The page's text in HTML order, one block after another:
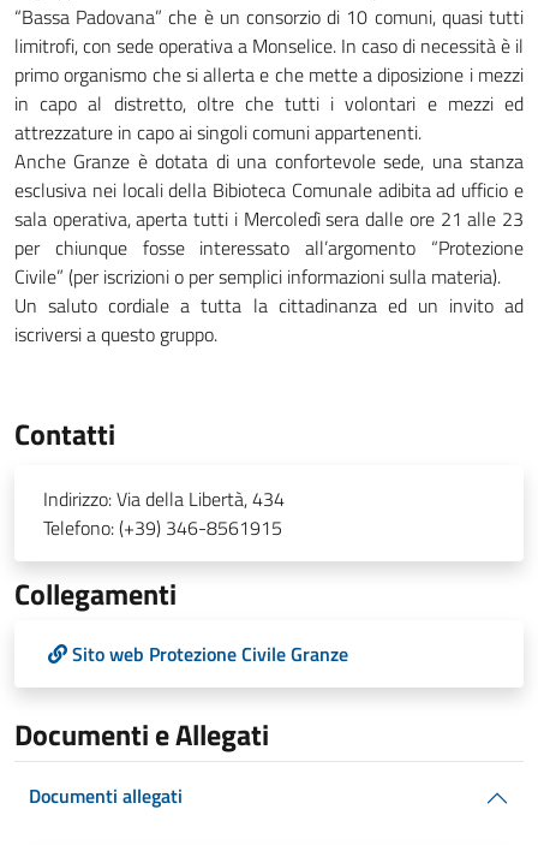
“Bassa Padovana” che è un consorzio di 10 comuni, quasi tutti
limitrofi, con sede operativa a Monselice. In caso di necessità è il
primo organismo che si allerta e che mette a diposizione i mezzi
in capo al distretto, oltre che tutti i volontari e mezzi ed
attrezzature in capo ai singoli comuni appartenenti.
Anche Granze è dotata di una confortevole sede, una stanza
esclusiva nei locali della Bibioteca Comunale adibita ad ufficio e
sala operativa, aperta tutti i Mercoledì sera dalle ore 21 alle 23
per chiunque fosse interessato all’argomento “Protezione
Civile” (per iscrizioni o per semplici informazioni sulla materia).
Un saluto cordiale a tutta la cittadinanza ed un invito ad
iscriversi a questo gruppo.
Contatti
Indirizzo:Via della Libertà, 434
Telefono:(+39) 346-8561915
Collegamenti
Sito web Protezione Civile Granze
Documenti e Allegati
Documenti allegati